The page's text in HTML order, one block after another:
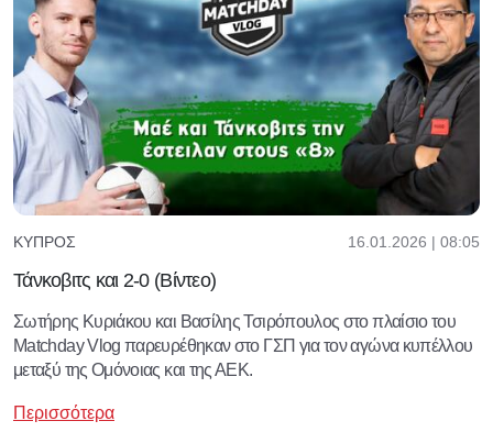
ΚΎΠΡΟΣ 16.01.2026 | 08:05
Τάνκοβιτς και 2-0 (Βίντεο)
Σωτήρης Κυριάκου και Βασίλης Τσιρόπουλος στο πλαίσιο του
Matchday Vlog παρευρέθηκαν στο ΓΣΠ για τον αγώνα κυπέλλου
μεταξύ της Ομόνοιας και της ΑΕΚ.
Περισσότερα